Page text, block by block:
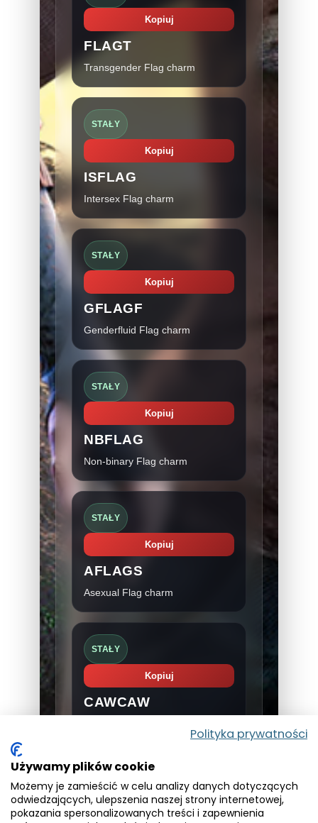
Polityka prywatności
Używamy plików cookie
Możemy je zamieścić w celu analizy danych dotyczących
odwiedzających, ulepszenia naszej strony internetowej,
pokazania spersonalizowanych treści i zapewnienia
Kopiuj
FLAGT
Transgender Flag charm
STAŁY
Kopiuj
ISFLAG
Intersex Flag charm
STAŁY
Kopiuj
GFLAGF
Genderfluid Flag charm
STAŁY
Kopiuj
NBFLAG
Non-binary Flag charm
STAŁY
Kopiuj
AFLAGS
Asexual Flag charm
STAŁY
Kopiuj
CAWCAW
STAŁY
Kopiuj